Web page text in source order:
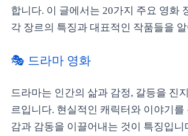
합니다. 이 글에서는 20가지 주요 영화
각 장르의 특징과 대표적인 작품들을
🎭 드라마 영화
드라마는 인간의 삶과 감정, 갈등을 진
르입니다. 현실적인 캐릭터와 이야기를
감과 감동을 이끌어내는 것이 특징입니